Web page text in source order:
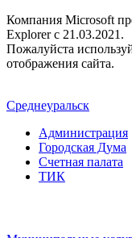
Компания Microsoft
Explorer c 21.03.2021.
Пожалуйста
отображения сайта.
Среднеуральск
Администрация
Городская Дума
Счетная палата
ТИК